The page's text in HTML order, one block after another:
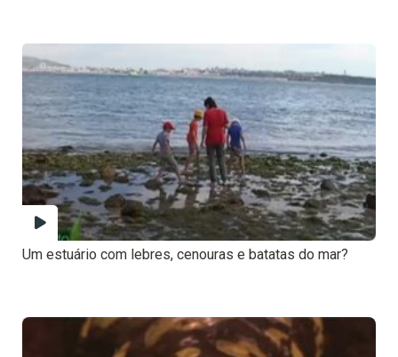
Um estuário com lebres, cenouras e batatas do mar?